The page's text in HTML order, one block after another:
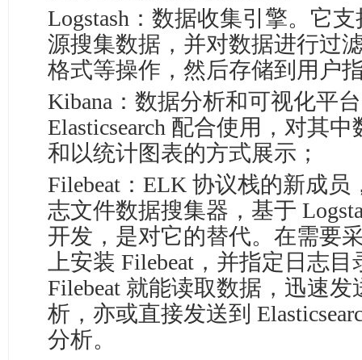
Logstash：数据收集引擎。它
源搜集数据，并对数据进行过
格式等操作，然后存储到用户
Kibana：数据分析和可视化平
Elasticsearch 配合使用，对其
和以统计图表的方式展示；
Filebeat：ELK 协议栈的新成
志文件数据搜集器，基于
开发，是对它的替代。在需要
上安装 Filebeat，并指定日志
Filebeat 就能读取数据，迅速发
析，亦或直接发送到
分析。